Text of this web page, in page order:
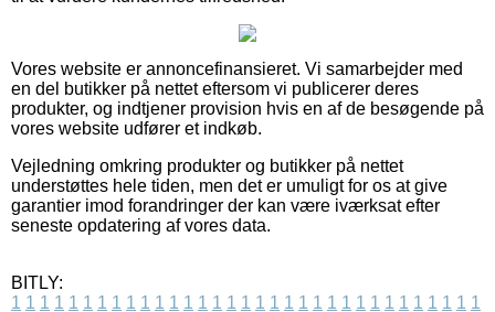
Vores website er annoncefinansieret. Vi samarbejder med
en del butikker på nettet eftersom vi publicerer deres
produkter, og indtjener provision hvis en af de besøgende på
vores website udfører et indkøb.
Vejledning omkring produkter og butikker på nettet
understøttes hele tiden, men det er umuligt for os at give
garantier imod forandringer der kan være iværksat efter
seneste opdatering af vores data.
BITLY:
1 1 1 1 1 1 1 1 1 1 1 1 1 1 1 1 1 1 1 1 1 1 1 1 1 1 1 1 1 1 1 1 1